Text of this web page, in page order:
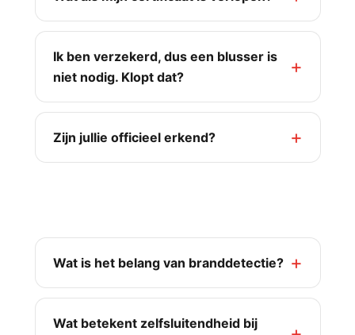
Ik ben verzekerd, dus een blusser is
niet nodig. Klopt dat?
Zijn jullie officieel erkend?
Wat is het belang van branddetectie?
Wat betekent zelfsluitendheid bij